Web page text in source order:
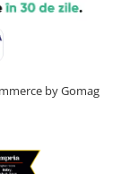
by Gomag